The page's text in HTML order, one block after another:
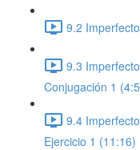
9.2
9.3
Conjugación 1
9.4
Ejercicio 1 (11:16)